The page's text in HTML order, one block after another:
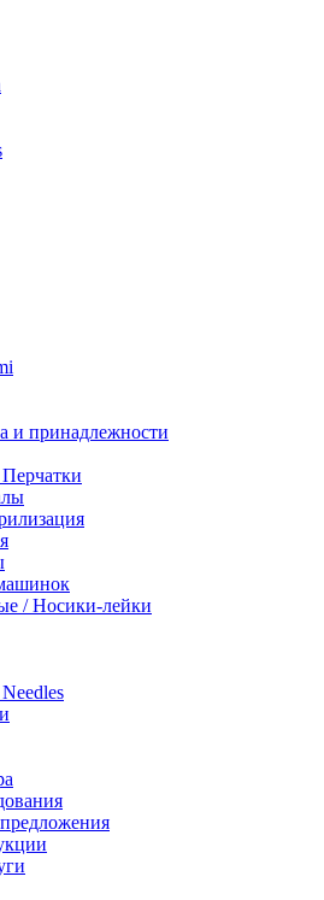
и принадлежности
/ Носики-лейки